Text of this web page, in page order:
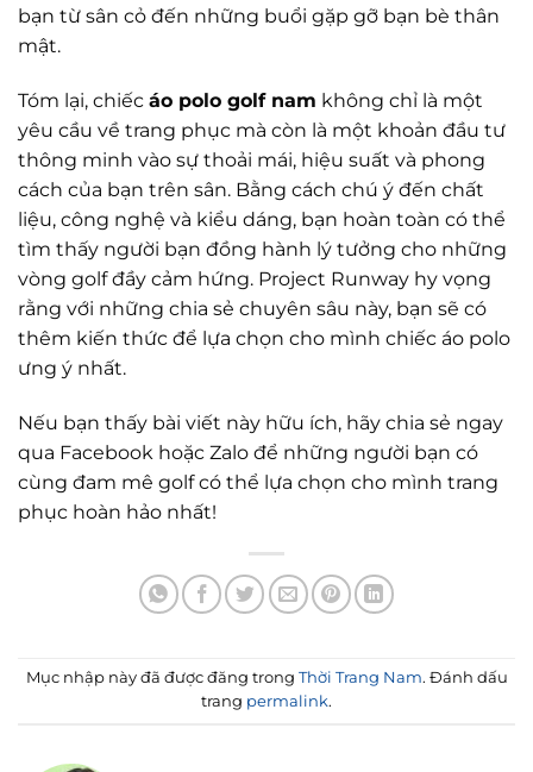
bạn từ sân cỏ đến những buổi gặp gỡ bạn bè thân
mật.
Tóm lại, chiếc áo polo golf nam không chỉ là một
yêu cầu về trang phục mà còn là một khoản đầu tư
thông minh vào sự thoải mái, hiệu suất và phong
cách của bạn trên sân. Bằng cách chú ý đến chất
liệu, công nghệ và kiểu dáng, bạn hoàn toàn có thể
tìm thấy người bạn đồng hành lý tưởng cho những
vòng golf đầy cảm hứng. Project Runway hy vọng
rằng với những chia sẻ chuyên sâu này, bạn sẽ có
thêm kiến thức để lựa chọn cho mình chiếc áo polo
ưng ý nhất.
Nếu bạn thấy bài viết này hữu ích, hãy chia sẻ ngay
qua Facebook hoặc Zalo để những người bạn có
cùng đam mê golf có thể lựa chọn cho mình trang
phục hoàn hảo nhất!
Mục nhập này đã được đăng trong Thời Trang Nam. Đánh dấu
trang permalink.